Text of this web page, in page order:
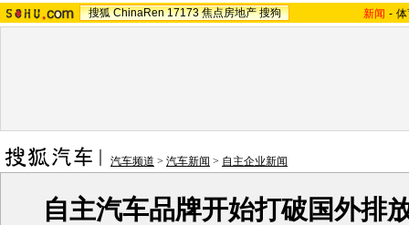
搜狐 ChinaRen 17173 焦点房地产 搜狗 新闻 -
汽车频道 > 汽车新闻 > 自主企业新闻
自主汽车品牌开始打破国外排